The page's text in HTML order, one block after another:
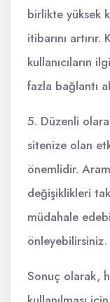
birlikte yüksek
itibarını
kullanıcıların
fazla bağlantı
5. Düzenli
sitenize olan
önemlidir.
değişiklikleri
müdahale
önleyebilirsiniz.
Sonuç olarak,